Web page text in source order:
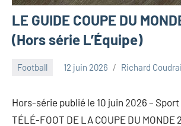
LE GUIDE COUPE DU
(Hors série L’Équipe)
Football 12 juin 2026 Richard
Hors-série publié le 10 juin 2026 – Sport
TÉLÉ-FOOT DE LA COUPE DU MONDE